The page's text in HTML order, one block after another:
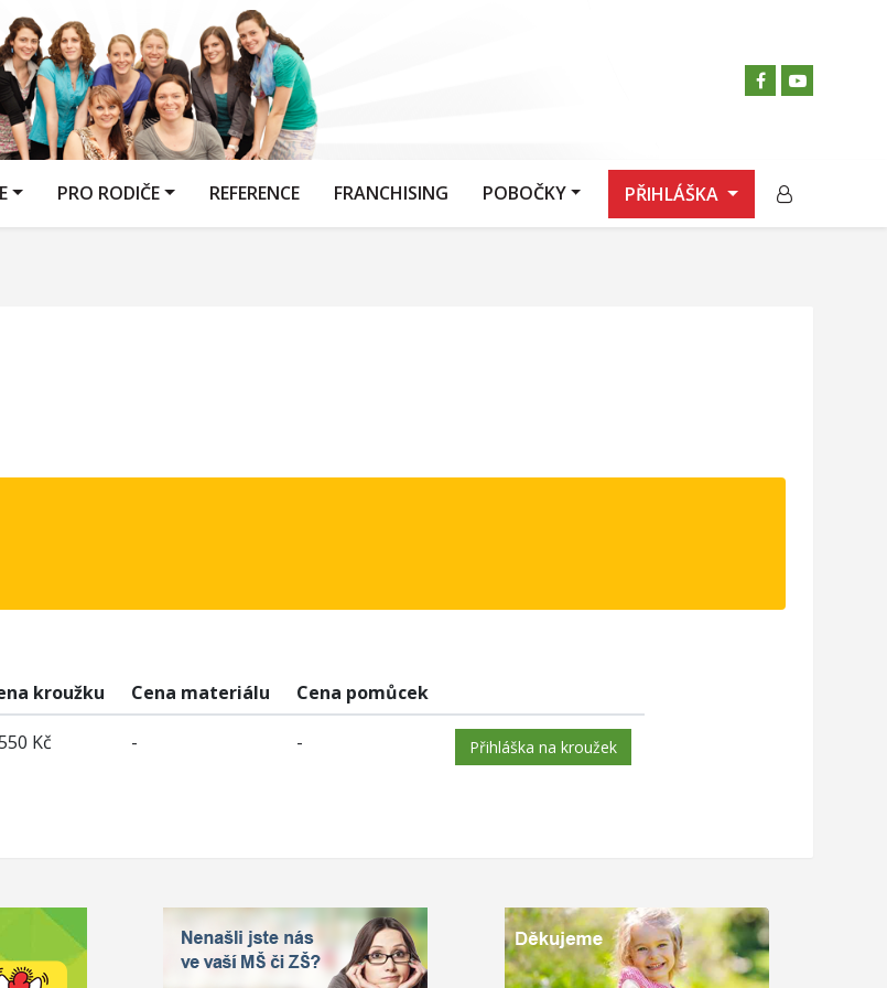
PRO RODIČE REFERENCE FRANCHISING POBOČKY PŘIHLÁŠKA
kroužku Cena materiálu Cena pomůcek
Kč - - Přihláška na kroužek